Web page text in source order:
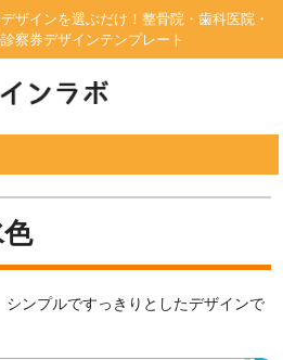
ザインを選ぶだけ！整骨院・歯科医院・
察券デザインテンプレート
ンプルですっきりとしたデザインで